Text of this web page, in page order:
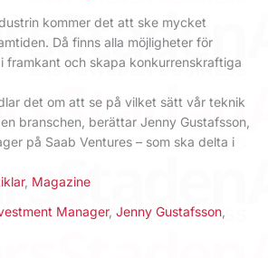
kommer det att ske mycket
Då finns alla möjligheter för
framkant och skapa konkurrenskraftiga
det om att se på vilket sätt vår teknik
branschen, berättar Jenny Gustafsson,
på Saab Ventures – som ska delta i
, Magazine
Manager, Jenny Gustafsson,